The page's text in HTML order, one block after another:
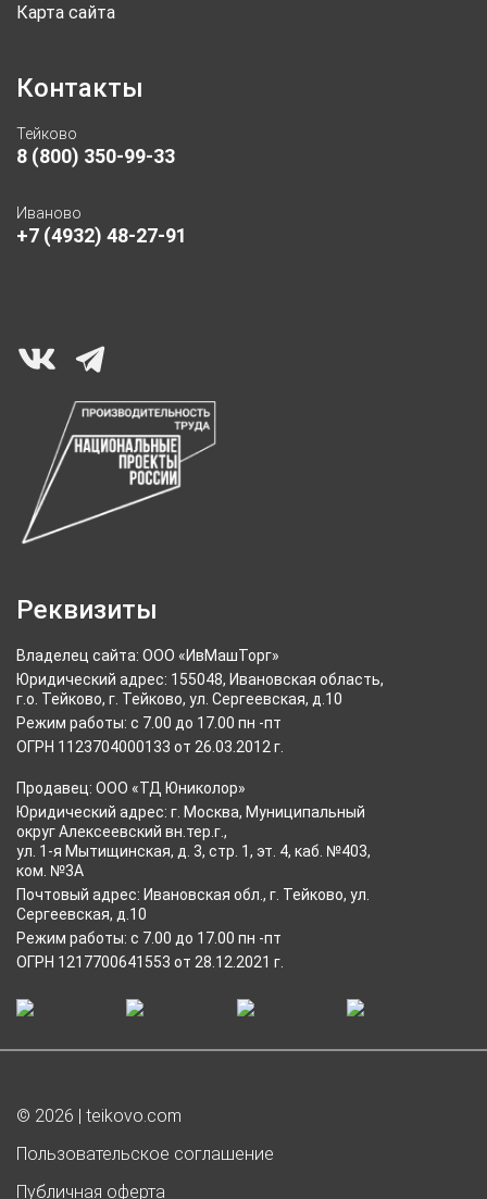
Карта сайта
Контакты
Тейково
8 (800) 350-99-33
Иваново
+7 (4932) 48-27-91
Реквизиты
Владелец сайта: ООО «ИвМашТорг»
Юридический адрес: 155048, Ивановская область,
г.о. Тейково, г. Тейково, ул. Сергеевская, д.10
Режим работы: с 7.00 до 17.00 пн -пт
ОГРН 1123704000133 от 26.03.2012 г.
Продавец: ООО «ТД Юниколор»
Юридический адрес: г. Москва, Муниципальный
округ Алексеевский вн.тер.г.,
ул. 1-я Мытищинская, д. 3, стр. 1, эт. 4, каб. №403,
ком. №3А
Почтовый адрес: Ивановская обл., г. Тейково, ул.
Сергеевская, д.10
Режим работы: с 7.00 до 17.00 пн -пт
ОГРН 1217700641553 от 28.12.2021 г.
© 2026 | teikovo.com
Пользовательское соглашение
Публичная оферта